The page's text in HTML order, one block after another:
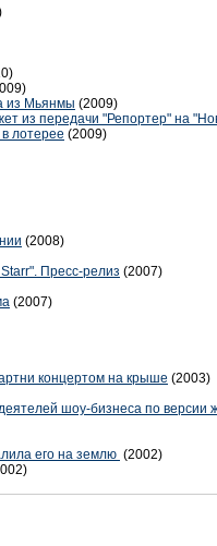
из Мьянмы (2009)
из передачи "Репортер" на
лотерее (2009)
(2008)
Пресс-релиз (2007)
(2007)
концертом на крыше (2003)
шоу-бизнеса по версии
его на землю (2002)